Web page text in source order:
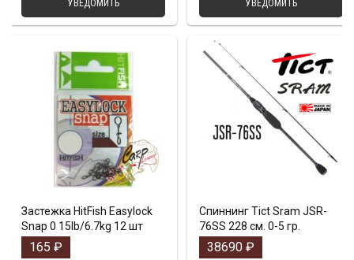
УВЕДОМИТЬ УВЕДОМИТЬ
Застежка HitFish Easylock
Snap 0 15lb/6.7kg 12 шт
165 ₽
Спиннинг Tict Sram JSR-
76SS 228 см. 0-5 гр.
38690 ₽